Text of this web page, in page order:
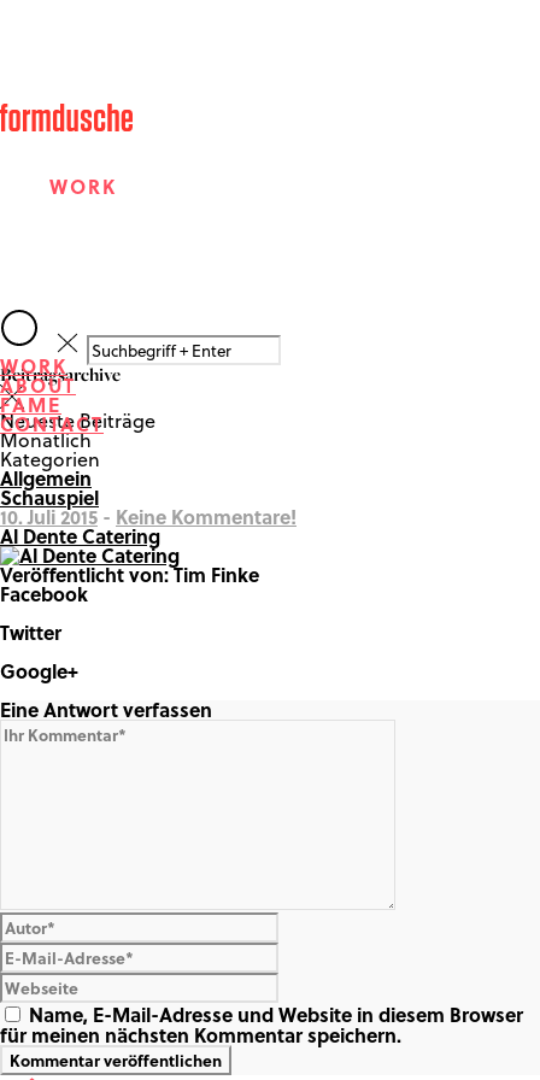
WORK
FAME
CONTACT
WORK
ABOUT
FAME
CONTACT
Beitragsarchive
Neueste Beiträge
Monatlich
Kategorien
Allgemein
Schauspiel
10. Juli 2015- Keine Kommentare!
Al Dente Catering
Veröffentlicht von: Tim Finke
Facebook
Twitter
Google+
Share on Google+
Eine Antwort verfassen
Name, E-Mail-Adresse und Website in diesem Browser
für meinen nächsten Kommentar speichern.